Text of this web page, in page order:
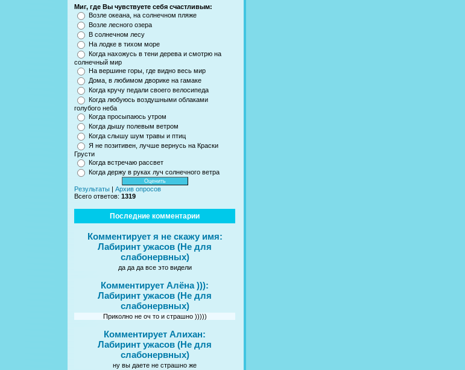
Миг, где Вы чувствуете себя счастливым:
Возле океана, на солнечном пляже
Возле лесного озера
В солнечном лесу
На лодке в тихом море
Когда нахожусь в тени дерева и смотрю на
солнечный мир
На вершине горы, где видно весь мир
Дома, в любимом дворике на гамаке
Когда кручу педали своего велосипеда
Когда любуюсь воздушными облаками
голубого неба
Когда просыпаюсь утром
Когда дышу полевым ветром
Когда слышу шум травы и птиц
Я не позитивен, лучше вернусь на Краски
Грусти
Когда встречаю рассвет
Когда держу в руках луч солнечного ветра
Результаты
Архив опросов
Всего ответов: 1319
Последние комментарии
Комментирует я не скажу имя:
Лабиринт ужасов (Не для
слабонервных)
да да да все это видели
Комментирует Алёна ))):
Лабиринт ужасов (Не для
слабонервных)
Приколно не оч то и страшно )))))
Комментирует Алихан:
Лабиринт ужасов (Не для
слабонервных)
ну вы даете не страшно же